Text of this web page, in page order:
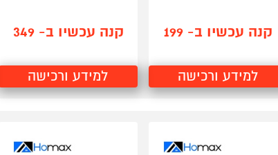
קנה עכשיו ב- 199
למידע ורכישה
קנה עכשיו ב- 349
למידע ורכישה